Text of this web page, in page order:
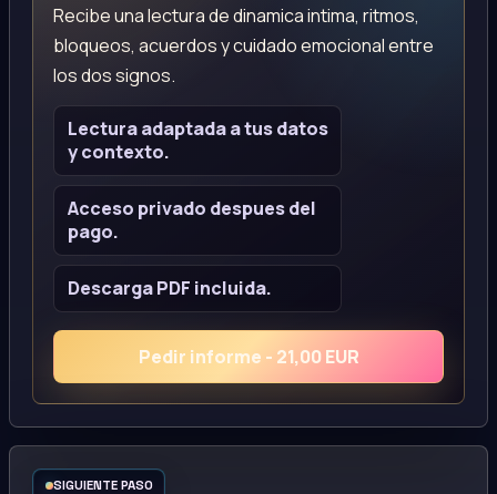
Recibe una lectura de dinamica intima, ritmos,
bloqueos, acuerdos y cuidado emocional entre
los dos signos.
Lectura adaptada a tus datos
y contexto.
Acceso privado despues del
pago.
Descarga PDF incluida.
Pedir informe - 21,00 EUR
SIGUIENTE PASO